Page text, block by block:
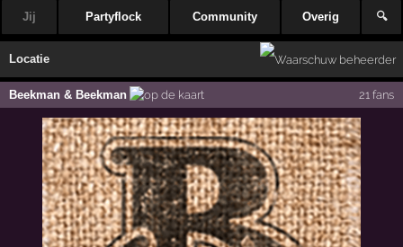
Jij Partyflock Community Overig 🔍
Locatie
Beekman & Beekman 21 fans